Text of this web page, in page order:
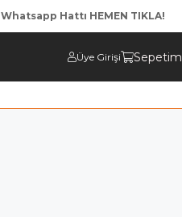
Whatsapp Hattı HEMEN TIKLA!
Üye Girişi Sepetim